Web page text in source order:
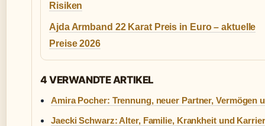
Risiken
Ajda Armband 22 Karat Preis in Euro – aktuelle
Preise 2026
4 VERWANDTE ARTIKEL
Amira Pocher: Trennung, neuer Partner, Vermögen
Jaecki Schwarz: Alter, Familie, Krankheit und